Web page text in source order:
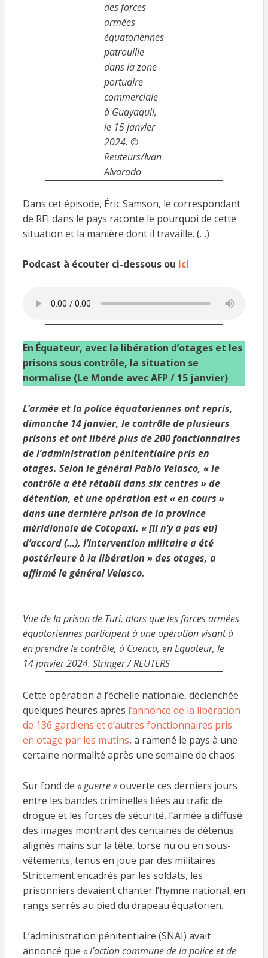
des forces
armées
équatoriennes
patrouille
dans la zone
portuaire
commerciale
à Guayaquil,
le 15 janvier
2024. ©
Reuteurs/Ivan
Alvarado
Dans cet épisode, Éric Samson, le correspondant
de RFI dans le pays raconte le pourquoi de cette
situation et la manière dont il travaille. (…)
Podcast à écouter ci-dessous ou ici
En Équateur, avec la libération d’otages et les
prisons sous contrôle, la situation se
normalise (Le Monde avec AFP / 15 janvier)
L’armée et la police équatoriennes ont repris,
dimanche 14 janvier, le contrôle de plusieurs
prisons et ont libéré plus de 200 fonctionnaires
de l’administration pénitentiaire pris en
otages. Selon le général Pablo Velasco, « le
contrôle a été rétabli dans six centres » de
détention, et une opération est « en cours »
dans une dernière prison de la province
méridionale de Cotopaxi. « [Il n’y a pas eu]
d’accord (…), l’intervention militaire a été
postérieure à la libération » des otages, a
affirmé le général Velasco.
Vue de la prison de Turi, alors que les forces armées
équatoriennes participent à une opération visant à
en prendre le contrôle, à Cuenca, en Equateur, le
14 janvier 2024. Stringer / REUTERS
Cette opération à l’échelle nationale, déclenchée
quelques heures après l’annonce de la libération
de 136 gardiens et d’autres fonctionnaires pris
en otage par les mutins, a ramené le pays à une
certaine normalité après une semaine de chaos.
Sur fond de « guerre »ouverte ces derniers jours
entre les bandes criminelles liées au trafic de
drogue et les forces de sécurité, l’armée a diffusé
des images montrant des centaines de détenus
alignés mains sur la tête, torse nu ou en sous-
vêtements, tenus en joue par des militaires.
Strictement encadrés par les soldats, les
prisonniers devaient chanter l’hymne national, en
rangs serrés au pied du drapeau équatorien.
L’administration pénitentiaire (SNAI) avait
annoncé que « l’action commune de la police et de